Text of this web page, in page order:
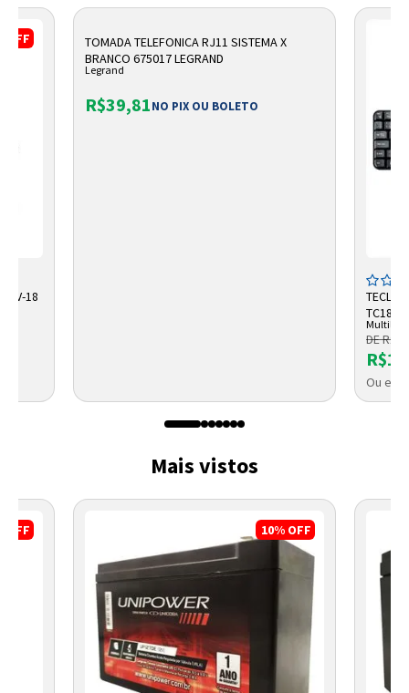
OFF
SV-18
TOMADA TELEFONICA RJ11 SISTEMA X
BRANCO 675017 LEGRAND
Legrand
R$39,81NO PIX OU BOLETO
TC183
DE R$
Ou em
Mais vistos
OFF 10% OFF